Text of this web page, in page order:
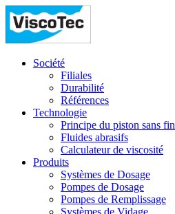
Société
Filiales
Durabilité
Références
Technologie
Principe du piston sans fin
Fluides abrasifs
Calculateur de viscosité
Produits
Systèmes de Dosage
Pompes de Dosage
Pompes de Remplissage
Systèmes de Vidage